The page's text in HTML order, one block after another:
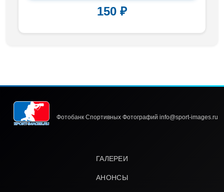
150 ₽
Фотобанк Спортивных Фотографий info@sport-images.ru
ГАЛЕРЕИ
АНОНСЫ